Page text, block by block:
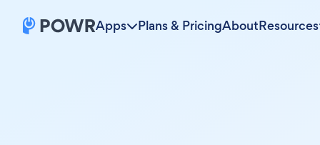
Apps Plans & PricingAboutResources